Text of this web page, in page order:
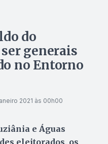
do
generais
no Entorno
2021 às 00h00
e Águas
eleitorados, os